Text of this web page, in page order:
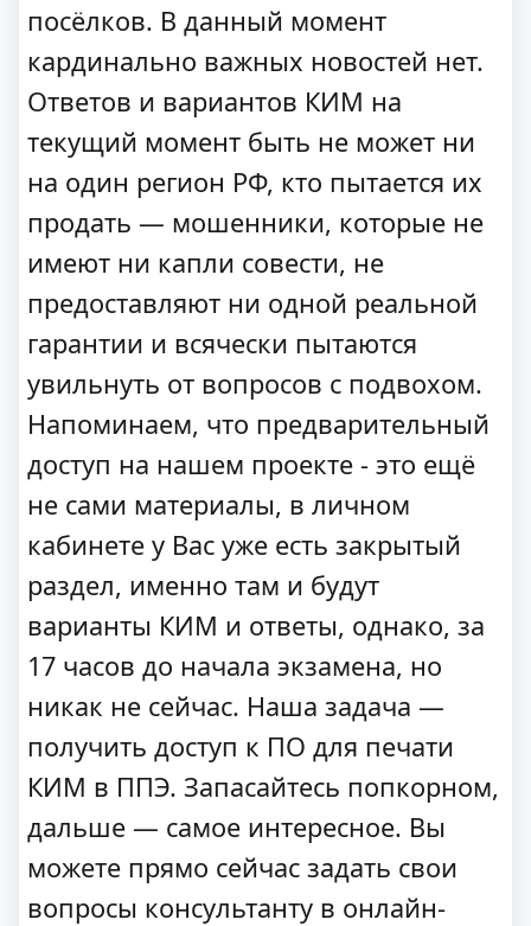
посёлков. В данный момент
кардинально важных новостей нет.
Ответов и вариантов КИМ на
текущий момент быть не может ни
на один регион РФ, кто пытается их
продать — мошенники, которые не
имеют ни капли совести, не
предоставляют ни одной реальной
гарантии и всячески пытаются
увильнуть от вопросов с подвохом.
Напоминаем, что предварительный
доступ на нашем проекте - это ещё
не сами материалы, в личном
кабинете у Вас уже есть закрытый
раздел, именно там и будут
варианты КИМ и ответы, однако, за
17 часов до начала экзамена, но
никак не сейчас. Наша задача —
получить доступ к ПО для печати
КИМ в ППЭ. Запасайтесь попкорном,
дальше — самое интересное. Вы
можете прямо сейчас задать свои
вопросы консультанту в онлайн-